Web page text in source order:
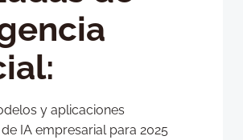
y aplicaciones
IA empresarial para 2025